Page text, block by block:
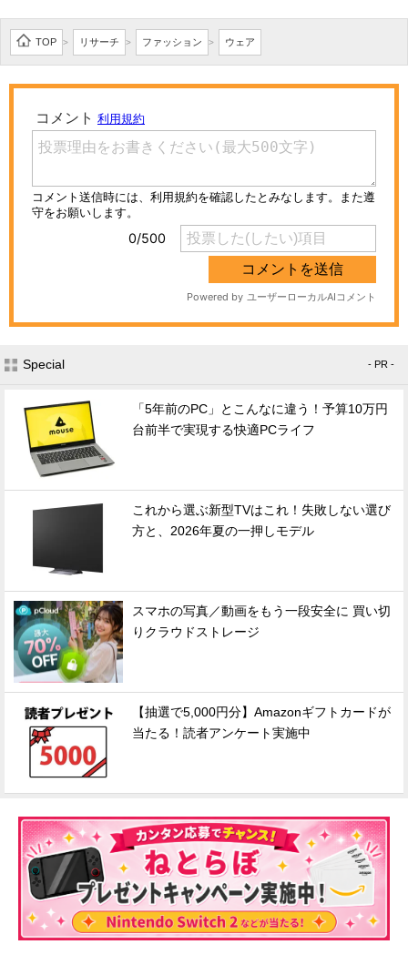
TOP > リサーチ > ファッション > ウェア
Special - PR -
「5年前のPC」とこんなに違う！予算10万円
台前半で実現する快適PCライフ
これから選ぶ新型TVはこれ！失敗しない選び
方と、2026年夏の一押しモデル
スマホの写真／動画をもう一段安全に 買い切
りクラウドストレージ
【抽選で5,000円分】Amazonギフトカードが
当たる！読者アンケート実施中